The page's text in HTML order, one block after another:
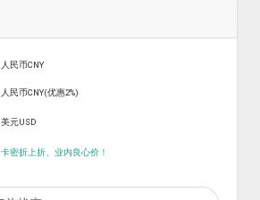
人民币CNY
人民币CNY(优惠2%)
美元USD
卡密折上折、业内良心价！